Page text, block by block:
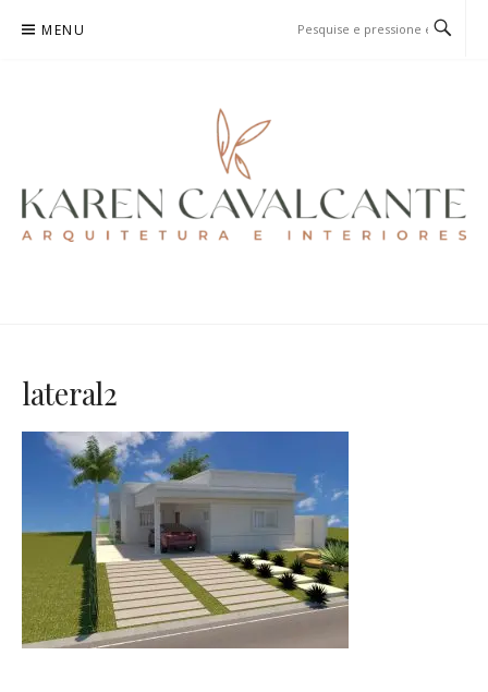
para
MENU
lateral2